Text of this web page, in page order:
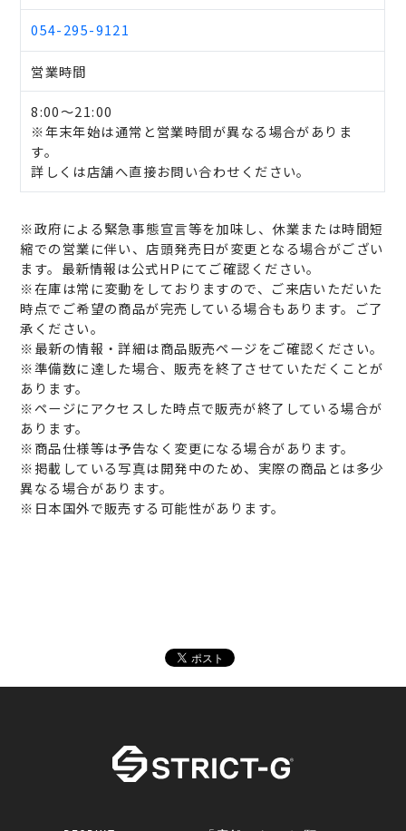
054-295-9121
営業時間
8:00～21:00
※年末年始は通常と営業時間が異なる場合がありま
す。
詳しくは店舗へ直接お問い合わせください。
※政府による緊急事態宣言等を加味し、休業または時間短
縮での営業に伴い、店頭発売日が変更となる場合がござい
ます。最新情報は公式HPにてご確認ください。
※在庫は常に変動をしておりますので、ご来店いただいた
時点でご希望の商品が完売している場合もあります。ご了
承ください。
※最新の情報・詳細は商品販売ページをご確認ください。
※準備数に達した場合、販売を終了させていただくことが
あります。
※ページにアクセスした時点で販売が終了している場合が
あります。
※商品仕様等は予告なく変更になる場合があります。
※掲載している写真は開発中のため、実際の商品とは多少
異なる場合があります。
※日本国外で販売する可能性があります。